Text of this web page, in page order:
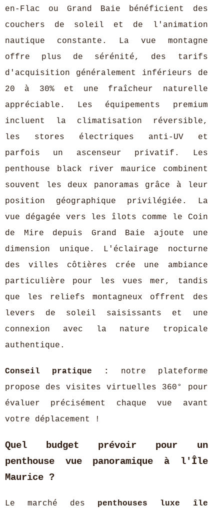
en-Flac ou Grand Baie bénéficient des
couchers de soleil et de l'animation
nautique constante. La vue montagne
offre plus de sérénité, des tarifs
d'acquisition généralement inférieurs de
20 à 30% et une fraîcheur naturelle
appréciable. Les équipements premium
incluent la climatisation réversible,
les stores électriques anti-UV et
parfois un ascenseur privatif. Les
penthouse black river maurice combinent
souvent les deux panoramas grâce à leur
position géographique privilégiée. La
vue dégagée vers les îlots comme le Coin
de Mire depuis Grand Baie ajoute une
dimension unique. L'éclairage nocturne
des villes côtières crée une ambiance
particulière pour les vues mer, tandis
que les reliefs montagneux offrent des
levers de soleil saisissants et une
connexion avec la nature tropicale
authentique.
Conseil pratique :
notre plateforme
propose des visites virtuelles 360° pour
évaluer précisément chaque vue avant
votre déplacement !
Quel budget prévoir pour un
penthouse vue panoramique à l'Île
Maurice ?
Le marché des penthouses luxe île